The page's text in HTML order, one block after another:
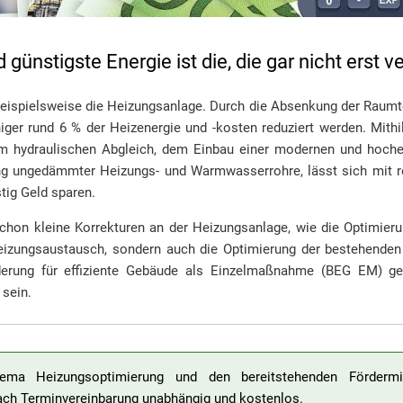
günstigste Energie ist die, die gar nicht erst
die Heizungsanlage. Durch die Absenkung der
rund 6 % der Heizenergie und -kosten reduziert werden.
hydraulischen Abgleich, dem Einbau einer modernen und
ungedämmter Heizungs- und Warmwasserrohre, lässt sich mit
Geld sparen.
kleine Korrekturen an der Heizungsanlage, wie die
sondern auch die Optimierung der
für effiziente Gebäude als Einzelmaßnahme (BEG EM)
Heizungsoptimierung und den bereitstehenden
Terminvereinbarung unabhängig und kostenlos.